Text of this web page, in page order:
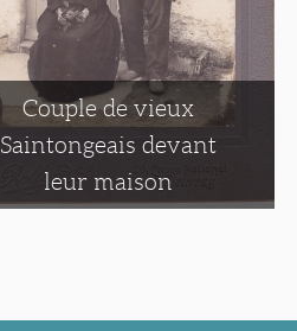
Couple de vieux
Saintongeais devant
leur maison